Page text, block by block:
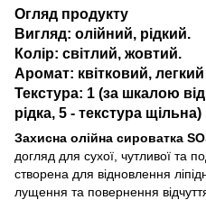
Огляд продукту
Вигляд: олійний, рідкий.
Колір: світлий, жовтий.
Аромат: квітковий, легкий
Текстура: 1 (за шкалою
рідка, 5 - текстура щільна)
Захисна олійна сироватка
догляд для сухої, чутливої та
створена для відновлення
лущення та повернення